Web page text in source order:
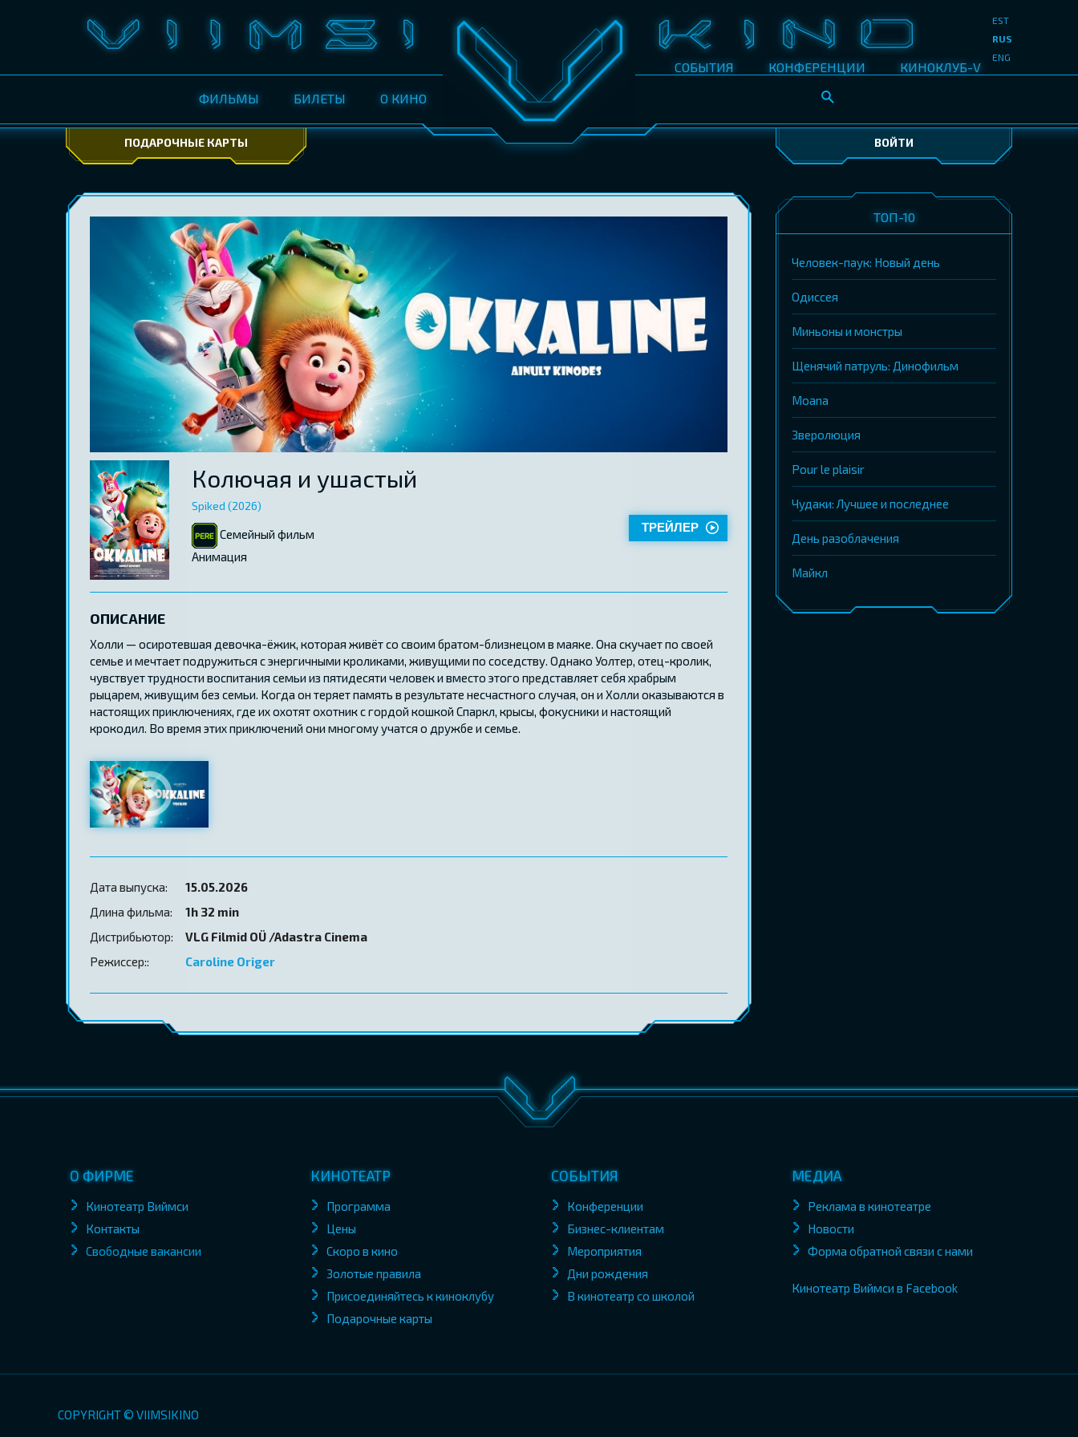
ФИЛЬМЫ БИЛЕТЫ О КИНО
СОБЫТИЯ КОНФЕРЕНЦИИ КИНОКЛУБ-V
EST
RUS
ENG
ПОДАРОЧНЫЕ КАРТЫ ВОЙТИ
Колючая и ушастый
Spiked (2026)
Семейный фильм
Aнимация
ТРЕЙЛЕР
ОПИСАНИЕ
Холли — осиротевшая девочка-ёжик, которая живёт со своим братом-близнецом в маяке. Она скучает по своей
семье и мечтает подружиться с энергичными кроликами, живущими по соседству. Однако Уолтер, отец-кролик,
чувствует трудности воспитания семьи из пятидесяти человек и вместо этого представляет себя храбрым
рыцарем, живущим без семьи. Когда он теряет память в результате несчастного случая, он и Холли оказываются в
настоящих приключениях, где их охотят охотник с гордой кошкой Спаркл, крысы, фокусники и настоящий
крокодил. Во время этих приключений они многому учатся о дружбе и семье.
Дата выпуска:
15.05.2026
Длина фильма:
1h 32 min
Дистрибьютор:
VLG Filmid OÜ /Adastra Cinema
Режиссер::
Caroline Origer
ТОП-10
Человек-паук: Новый день
Одиссея
Миньоны и монстры
Щенячий патруль: Динофильм
Moana
Зверолюция
Pour le plaisir
Чудаки: Лучшее и последнее
День разоблачения
Майкл
О ФИРМЕ
Кинотеатр Виймси
Контакты
Свободные вакансии
КИНОТЕАТР
Программа
Цены
Скоро в кино
Золотые правила
Присоединяйтесь к киноклубу
Подарочные карты
СОБЫТИЯ
Конференции
Бизнес-клиентам
Мероприятия
Дни рождения
В кинотеатр со школой
МЕДИА
Реклама в кинотеатре
Новости
Форма обратной связи с нами
Кинотеатр Виймси в Facebook
COPYRIGHT © VIIMSIKINO